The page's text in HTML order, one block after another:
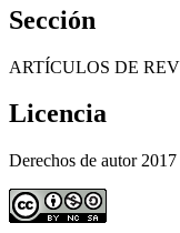
Sección
ARTÍCULOS DE
Licencia
Derechos de autor